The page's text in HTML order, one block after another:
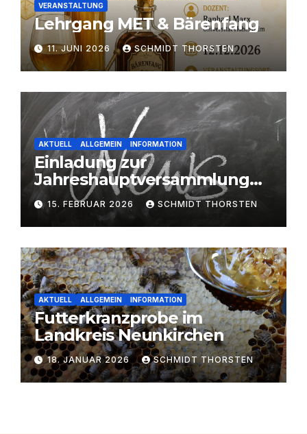
VERANSTALTUNG
Lehrgang MET & Bärenfang
11. JUNI 2026 SCHMIDT THORSTEN
AKTUELL ALLGEMEIN INFORMATION
Einladung zur
Jahreshauptversammlung
2026
15. FEBRUAR 2026 SCHMIDT THORSTEN
AKTUELL ALLGEMEIN INFORMATION
Futterkranzprobe im
Landkreis Neunkirchen
18. JANUAR 2026 SCHMIDT THORSTEN